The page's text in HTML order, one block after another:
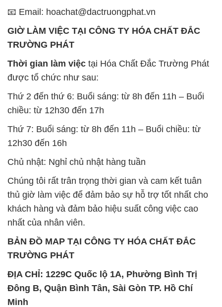
được tổ chức như sau:
Thứ 2 đến thứ 6: Buổi sáng: từ 8h đến 11h – Buổi
chiều: từ 12h30 đến 17h
Thứ 7: Buổi sáng: từ 8h đến 11h – Buổi chiều: từ
12h30 đến 16h
Chủ nhật: Nghỉ chủ nhật hàng tuần
thủ giờ làm việc để đảm bảo sự hỗ trợ tốt nhất cho
khách hàng và đảm bảo hiệu suất công việc cao
nhất của nhân viên.
BẢN ĐỒ MAP TẠI CÔNG TY HÓA CHẤT ĐẮC
TRƯỜNG PHÁT
ĐỊA CHỈ: 1229C Quốc lộ 1A, Phường Bình Trị
Đông B, Quận Bình Tân, Sài Gòn TP. Hồ Chí
Minh